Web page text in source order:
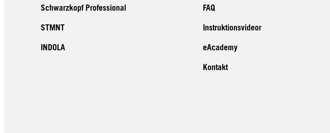
Schwarzkopf Professional
STMNT
INDOLA
FAQ
Instruktionsvideor
eAcademy
Kontakt